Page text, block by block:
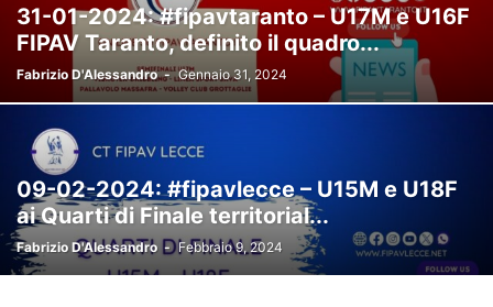
31-01-2024: #fipavtaranto – U17M e U16F
FIPAV Taranto, definito il quadro...
Fabrizio D'Alessandro - Gennaio 31, 2024
09-02-2024: #fipavlecce – U15M e U18F
ai Quarti di Finale territorial...
Fabrizio D'Alessandro - Febbraio 9, 2024